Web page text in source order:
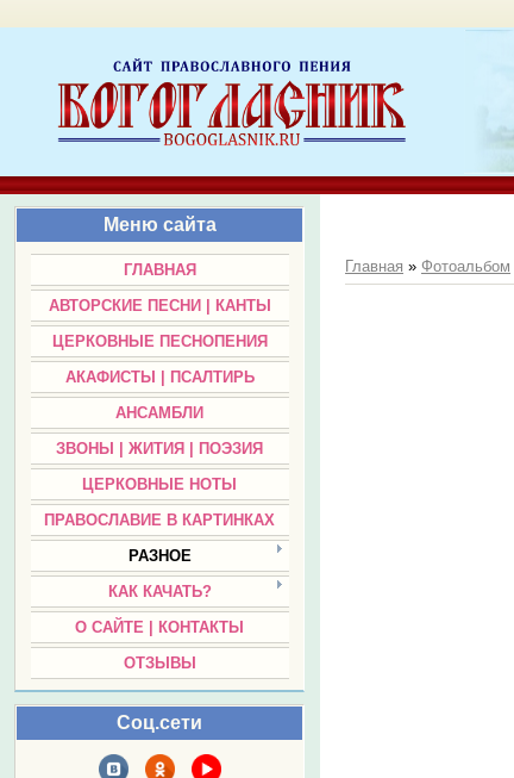
Меню сайта
ГЛАВНАЯ
АВТОРСКИЕ ПЕСНИ | КАНТЫ
ЦЕРКОВНЫЕ ПЕСНОПЕНИЯ
АКАФИСТЫ | ПСАЛТИРЬ
АНСАМБЛИ
ЗВОНЫ | ЖИТИЯ | ПОЭЗИЯ
ЦЕРКОВНЫЕ НОТЫ
ПРАВОСЛАВИЕ В КАРТИНКАХ
РАЗНОЕ
КАК КАЧАТЬ?
О САЙТЕ | КОНТАКТЫ
ОТЗЫВЫ
Соц.сети
Главная »Фотоальбом